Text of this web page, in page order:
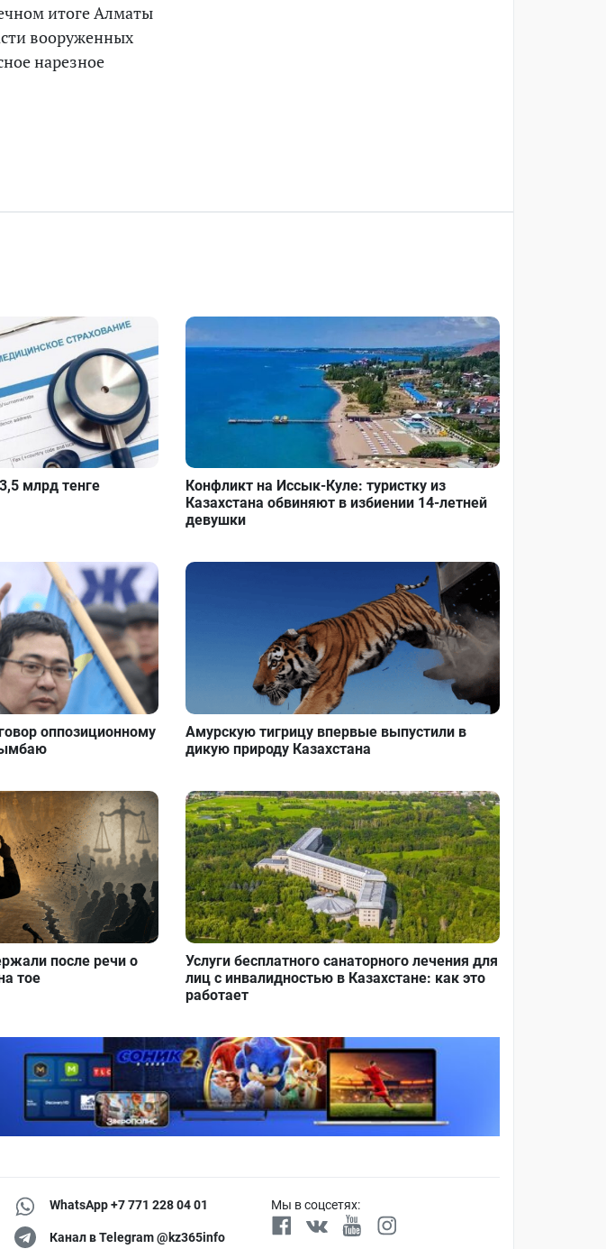
итоге Алматы
вооруженных
нарезное
млрд тенге
Конфликт на Иссык-Куле: туристку из
Казахстана обвиняют в избиении 14-летней
девушки
оппозиционному
Амурскую тигрицу впервые выпустили в
дикую природу Казахстана
после речи о
тое
Услуги бесплатного санаторного лечения для
лиц с инвалидностью в Казахстане: как это
работает
WhatsApp +7 771 228 04 01
Канал в Telegram @kz365info
Мы в соцсетях: